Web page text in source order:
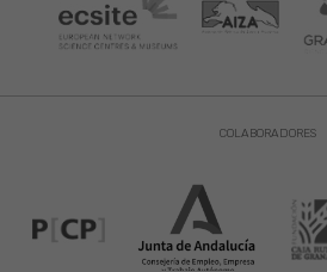
COLABORADORES